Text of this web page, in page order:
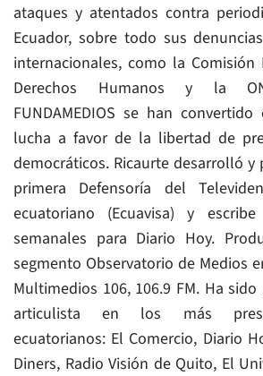
ataques y atentados contra
Ecuador, sobre todo sus
internacionales, como la Comisión
Derechos Humanos y la
FUNDAMEDIOS se han
lucha a favor de la libertad de
democráticos. Ricaurte desarrolló y
primera Defensoría del
ecuatoriano (Ecuavisa) y
semanales para Diario Hoy.
segmento Observatorio de Medios
Multimedios 106, 106.9 FM. Ha
articulista en los más
ecuatorianos: El Comercio, Diario
Diners, Radio Visión de Quito, El